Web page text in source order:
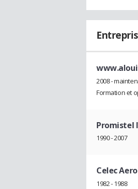
2008 -
Formation et
Promistel
1990 - 2007
Celec Aero
1982 - 1988